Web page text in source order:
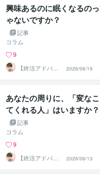
興味あるのに眠くなるの
ゃないですか？
記事
コラム
9
【終活アドバイ
ザー・雑談】せ
いお
2026/06/19
あなたの周りに、「変な
てくれる人」はいますか？
記事
コラム
9
【終活アドバイ
ザー・雑談】せ
いお
2026/06/13